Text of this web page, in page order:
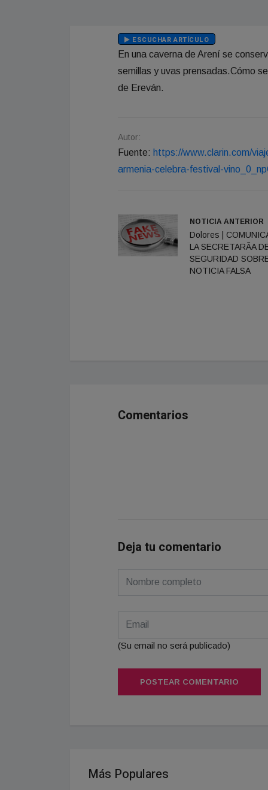
ESCUCHAR ARTÍCULO
En una caverna de Arení se
semillas y uvas prensadas.Cómo
de Ereván.
Autor:
Fuente: https://www.clarin.com/
armenia-celebra-festival-
NOTICIA ANTERIOR
Dolores |
LA SECRETARÃA
SEGURIDAD
NOTICIA FALSA
Comentarios
Deja tu comentario
(Su email no será publicado)
POSTEAR COMENTARIO
Más Populares